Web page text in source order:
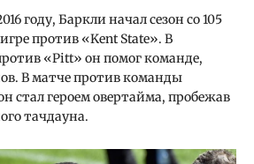
году, Баркли начал сезон со 105
против «Kent State». В
«Pitt» он помог команде,
В матче против команды
стал героем овертайма, пробежав
тачдауна.